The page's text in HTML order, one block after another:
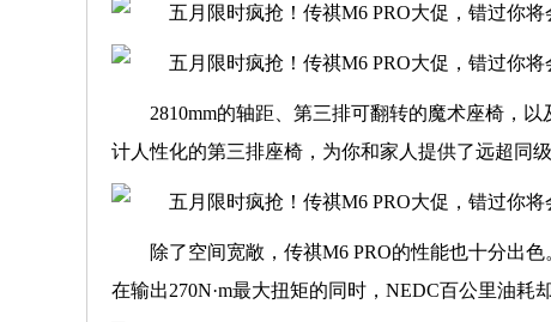
2810mm的轴距、第三排可翻转的魔术座椅，
计人性化的第三排座椅，为你和家人提供了远超同
除了空间宽敞，传祺M6 PRO的性能也十分出
在输出270N·m最大扭矩的同时，NEDC百公里油耗